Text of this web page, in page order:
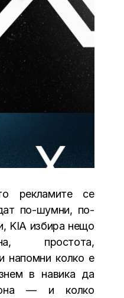
рекламите се
по-шумни, по-
KIA избира нещо
простота,
напомни колко е
в навика да
— и колко